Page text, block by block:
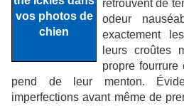
retrouvent de
odeur
exactement
leurs croûtes
propre
pend de leur menton.
imperfections avant même de